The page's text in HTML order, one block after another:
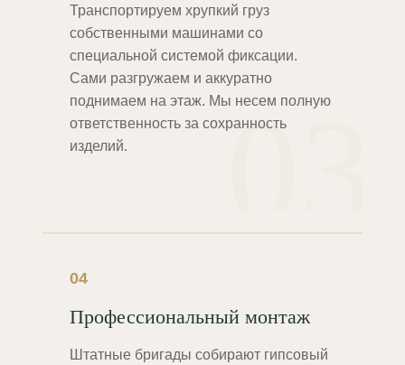
03
Транспортируем хрупкий груз
собственными машинами со
специальной системой фиксации.
Сами разгружаем и аккуратно
поднимаем на этаж. Мы несем полную
ответственность за сохранность
изделий.
04
Профессиональный монтаж
Штатные бригады собирают гипсовый